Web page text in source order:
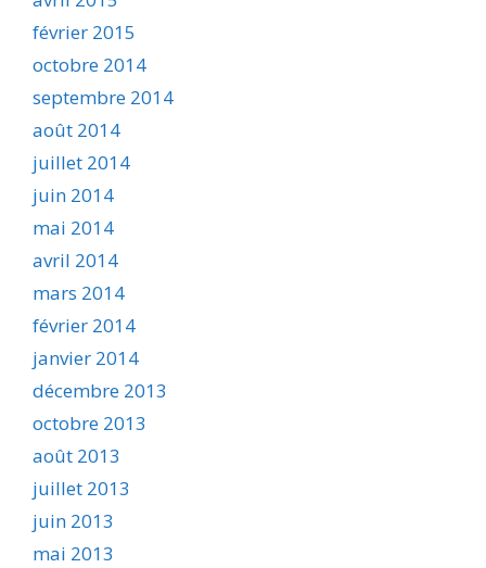
février 2015
octobre 2014
septembre 2014
août 2014
juillet 2014
juin 2014
mai 2014
avril 2014
mars 2014
février 2014
janvier 2014
décembre 2013
octobre 2013
août 2013
juillet 2013
juin 2013
mai 2013